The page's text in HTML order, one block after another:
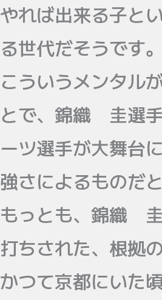
やれば出来る子と
る世代だそうです。
こういうメンタル
とで、錦織 圭選
ーツ選手が大舞台
強さによるものだ
もっとも、錦織
打ちされた、根拠
かつて京都にいた